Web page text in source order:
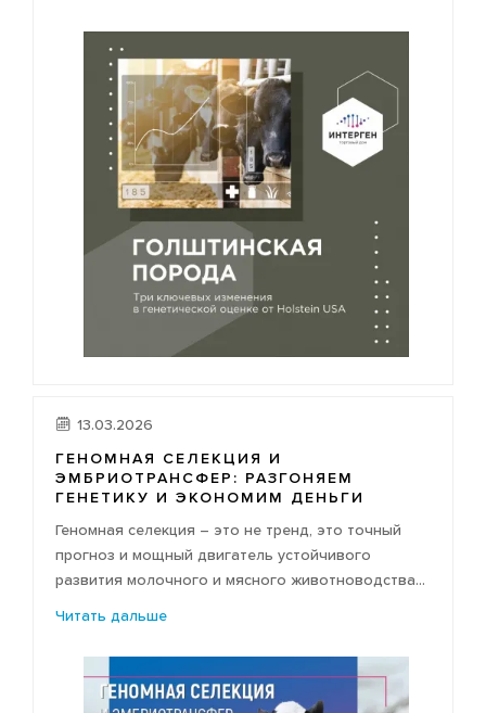
13.03.2026
ГЕНОМНАЯ СЕЛЕКЦИЯ И
ЭМБРИОТРАНСФЕР: РАЗГОНЯЕМ
ГЕНЕТИКУ И ЭКОНОМИМ ДЕНЬГИ
Геномная селекция – это не тренд, это точный
прогноз и мощный двигатель устойчивого
развития молочного и мясного животноводства...
Читать дальше